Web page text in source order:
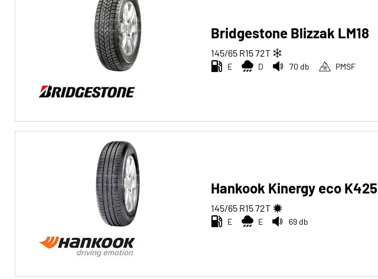
Bridgestone Blizzak LM18
145/65 R1572T
E D 70 db PMSF
Hankook Kinergy eco K425
145/65 R1572T
E E 69 db